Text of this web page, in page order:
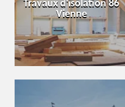
Travaux d'isolation 86
Vienne